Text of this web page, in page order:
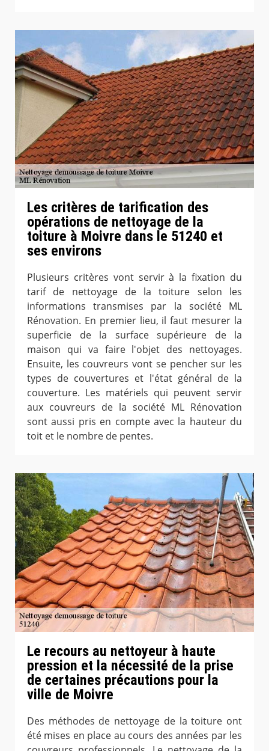
Les critères de tarification des
opérations de nettoyage de la
toiture à Moivre dans le 51240 et
ses environs
Plusieurs critères vont servir à la fixation du
tarif de nettoyage de la toiture selon les
informations transmises par la société ML
Rénovation. En premier lieu, il faut mesurer la
superficie de la surface supérieure de la
maison qui va faire l'objet des nettoyages.
Ensuite, les couvreurs vont se pencher sur les
types de couvertures et l'état général de la
couverture. Les matériels qui peuvent servir
aux couvreurs de la société ML Rénovation
sont aussi pris en compte avec la hauteur du
toit et le nombre de pentes.
Le recours au nettoyeur à haute
pression et la nécessité de la prise
de certaines précautions pour la
ville de Moivre
Des méthodes de nettoyage de la toiture ont
été mises en place au cours des années par les